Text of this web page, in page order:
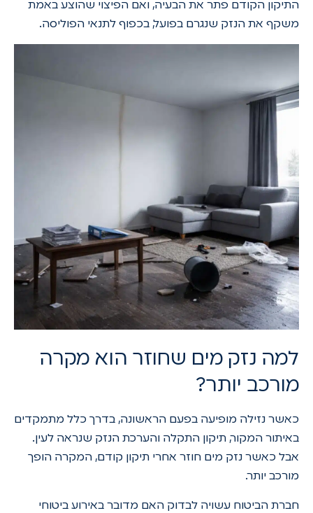
התיקון הקודם פתר את הבעיה, ואם הפיצוי שהוצע באמת
משקף את הנזק שנגרם בפועל, בכפוף לתנאי הפוליסה.
למה נזק מים שחוזר הוא מקרה
מורכב יותר?
כאשר נזילה מופיעה בפעם הראשונה, בדרך כלל מתמקדים
באיתור המקור, תיקון התקלה והערכת הנזק שנראה לעין.
אבל כאשר נזק מים חוזר אחרי תיקון קודם, המקרה הופך
מורכב יותר.
חברת הביטוח עשויה לבדוק האם מדובר באירוע ביטוחי